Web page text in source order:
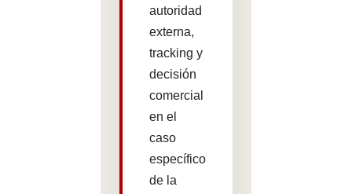
autoridad
externa,
tracking y
decisión
comercial
en el
caso
específico
de la